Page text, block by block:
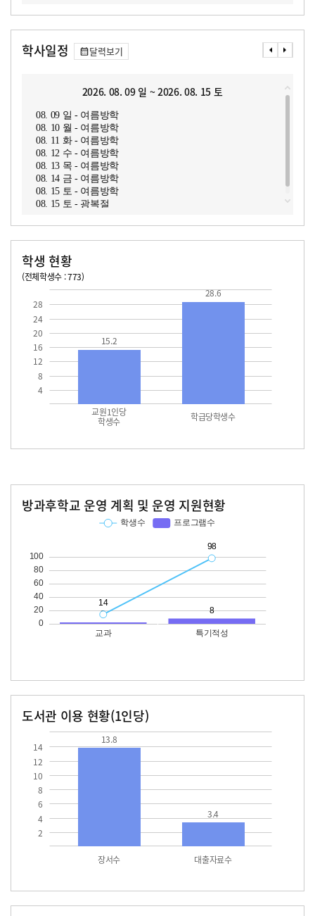
학사일정 달력보기
2026. 08. 09 일 ~ 2026. 08. 15 토
08. 09 일 - 여름방학
08. 10 월 - 여름방학
08. 11 화 - 여름방학
08. 12 수 - 여름방학
08. 13 목 - 여름방학
08. 14 금 - 여름방학
08. 15 토 - 여름방학
08. 15 토 - 광복절
학생 현황
(전체학생수 : 773)
4
8
12
16
20
24
28
교원1인당
학생수 학급당학생수
15.2
28.6
방과후학교 운영 계획 및 운영 지원현황
도서관 이용 현황(1인당)
2
4
6
8
10
12
14
장서수 대출자료수
13.8
3.4